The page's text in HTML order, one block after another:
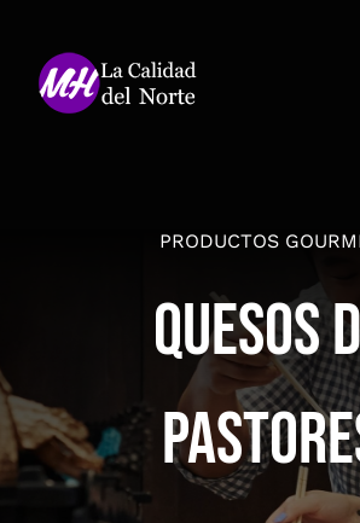
contenido
PRODUCTOS
Quesos